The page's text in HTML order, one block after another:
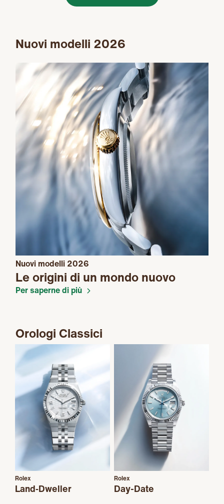
Nuovi modelli 2026
Nuovi modelli 2026
Le origini di un mondo nuovo
Per saperne di più
Orologi Classici
Rolex
Land‑Dweller
Rolex
Day-Date